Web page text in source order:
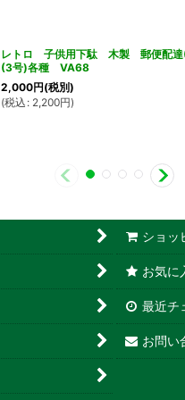
レトロ 子供用下駄 木製 郵便配
(3号)各種 VA68
2,000円(税別)
(税込 : 2,200円)
ショッ
お気に
最近チ
お問い